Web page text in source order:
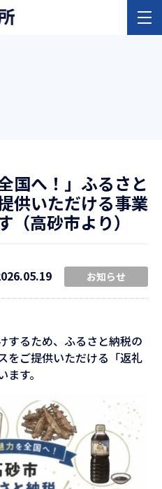
国へ！」ふるさと
供いただける事業
（高砂市より）
お知らせ
するため、ふるさと納税の
をご提供いただける「返礼
す。